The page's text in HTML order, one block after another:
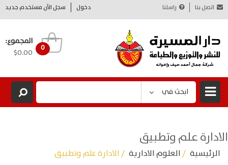
دخول سجل الآن مستخدم جديد اتصل بنا راسلنا
0
المجموع:
$0.00
ابحث في
الادارة علم وتطبيق
الرئيسية /العلوم الادارية / الادارة علم وتطبيق